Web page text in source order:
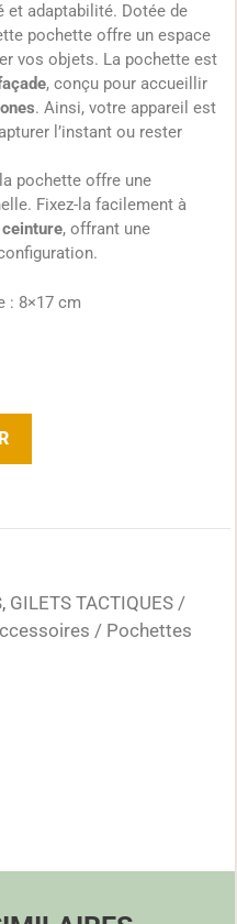
adaptabilité. Dotée de
pochette offre un espace
vos objets. La pochette est
, conçu pour accueillir
. Ainsi, votre appareil est
l’instant ou rester
pochette offre une
Fixez-la facilement à
, offrant une
: 8×17 cm
, GILETS TACTIQUES /
/ Pochettes